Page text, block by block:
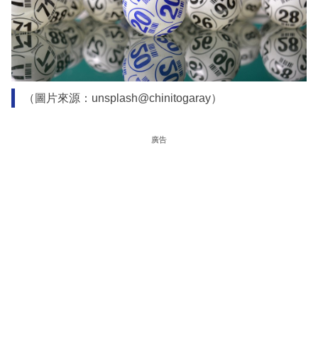
（圖片來源：unsplash@chinitogaray）
廣告